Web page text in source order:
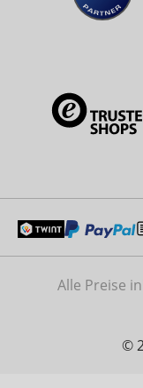
Alle Preise
©